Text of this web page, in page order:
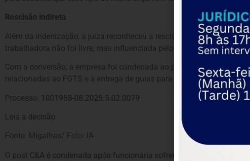
Rescisão indireta
Além da indenização, a juíza reconheceu a rescisão indireta do
trabalhadora não foi livre, mas influenciada pelo grave fato ocorrido
Com a conversão, a empresa foi condenada ao pagamento de aviso
relacionadas ao FGTS e à entrega de guias para saque e seguro-
Processo: 1001958-08.2025.5.02.0079
Leia a decisão
Fonte: Migalhas/ Foto: IA
O post C&A é condenada após funcionária sofrer aborto e não receber